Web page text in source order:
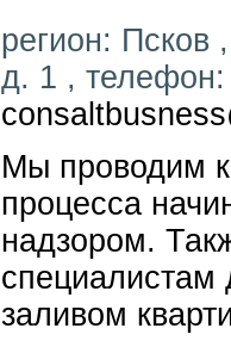
регион: Псков
д. 1 ,
Мы проводим
процесса
надзором.
специалистам
заливом